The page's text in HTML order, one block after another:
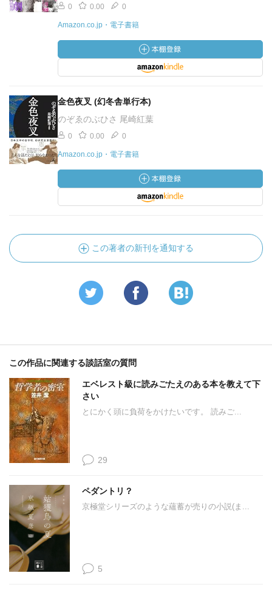
0 0.00 0
Amazon.co.jp・電子書籍
金色夜叉 (幻冬舎単行本)
のぞゑのぶひさ 尾崎紅葉
0 0.00 0
Amazon.co.jp・電子書籍
この著者の新刊を通知する
この作品に関連する談話室の質問
エベレスト級に読みごたえのある本を教えて下
さい
とにかく頭に負荷をかけたいです。 読みご...
29
ペダントリ？
京極堂シリーズのような蘊蓄が売りの小説(ま...
5